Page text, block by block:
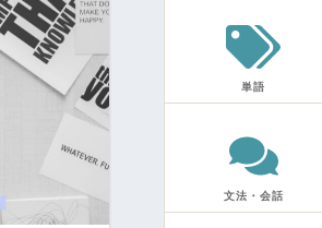
単語
文法・会話